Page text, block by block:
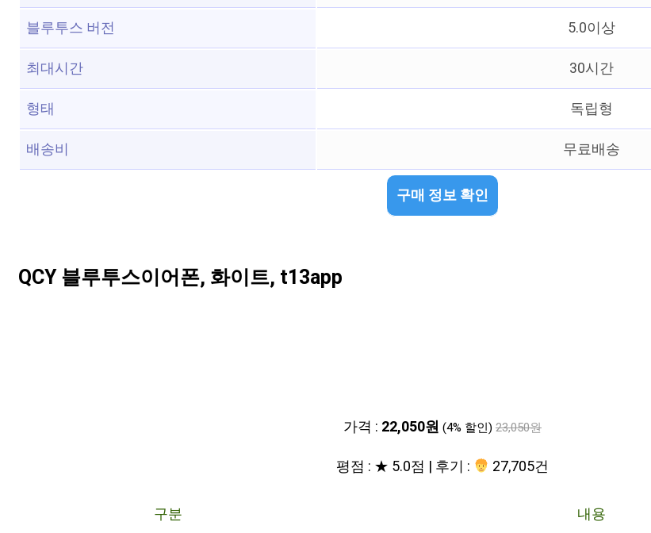
블루투스 버전
5.0이상
최대시간
30시간
형태
독립형
배송비
무료배송
구매 정보 확인
QCY 블루투스이어폰, 화이트, t13app
가격 : 22,050원 (4% 할인) 23,050원
평점 : ★ 5.0점 | 후기 : 27,705건
구분
내용